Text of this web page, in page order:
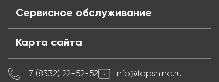
Сервисное обслуживание
Карта сайта
+7 (8332) 22-52-52 info@topshina.ru